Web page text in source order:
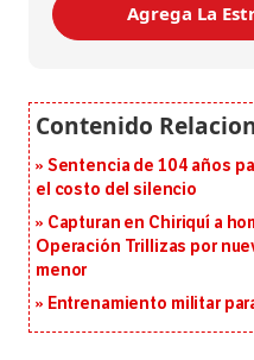
Agrega La
Sentencia de 104 años
el costo del silencio
Capturan en Chiriquí a
Operación Trillizas por
menor
Entrenamiento militar